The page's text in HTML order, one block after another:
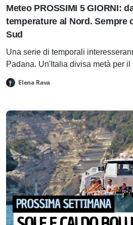
Meteo PROSSIMI 5 GIORNI:
temperature al Nord. Sempre
Sud
Una serie di temporali
Padana. Un'Italia divisa metà per
Elena Rava